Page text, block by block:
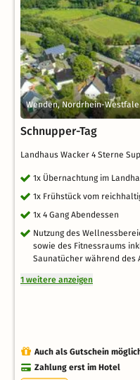
Wenden, Nordrhein-
Schnupper-Tag
Landhaus Wacker 4 Sterne
1x Übernachtung im
1x Frühstück vom
1x 4 Gang Abendessen
Nutzung des
sowie des Fitnessraums
Saunatücher während des
1 weitere anzeigen
Auch als Gutschein
Zahlung erst im Hotel